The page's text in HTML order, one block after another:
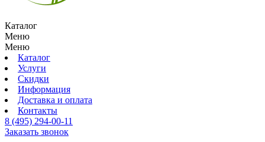
Каталог
Меню
Меню
Каталог
Услуги
Скидки
Информация
Доставка и оплата
Контакты
8 (495) 294-00-11
Заказать звонок